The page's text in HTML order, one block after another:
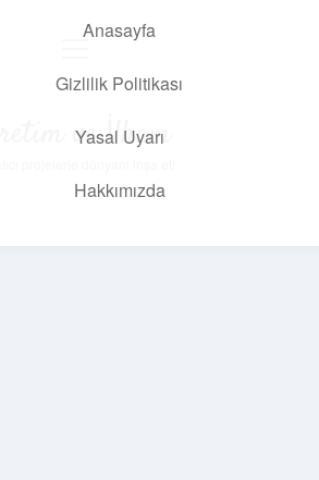
Anasayfa
Gizlilik Politikası
Yasal Uyarı
Hakkımızda
Üretim ve İlham